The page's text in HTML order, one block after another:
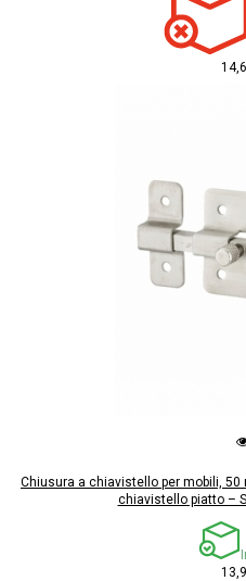
Chiusura a chiavistello per mobili,
chiavistello piatto –